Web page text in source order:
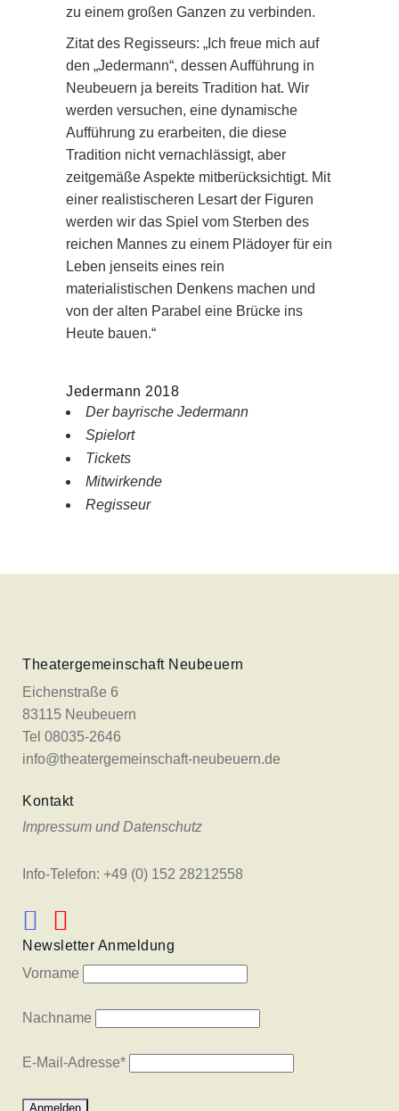
zu einem großen Ganzen zu verbinden.
Zitat des Regisseurs: „Ich freue mich auf
den „Jedermann“, dessen Aufführung in
Neubeuern ja bereits Tradition hat. Wir
werden versuchen, eine dynamische
Aufführung zu erarbeiten, die diese
Tradition nicht vernachlässigt, aber
zeitgemäße Aspekte mitberücksichtigt. Mit
einer realistischeren Lesart der Figuren
werden wir das Spiel vom Sterben des
reichen Mannes zu einem Plädoyer für ein
Leben jenseits eines rein
materialistischen Denkens machen und
von der alten Parabel eine Brücke ins
Heute bauen.“
Jedermann 2018
Der bayrische Jedermann
Spielort
Tickets
Mitwirkende
Regisseur
Theatergemeinschaft Neubeuern
Eichenstraße 6
83115 Neubeuern
Tel 08035-2646
info@theatergemeinschaft-neubeuern.de
Kontakt
Impressum und Datenschutz
Info-Telefon: +49 (0) 152 28212558
Newsletter Anmeldung
Vorname
Nachname
E-Mail-Adresse*